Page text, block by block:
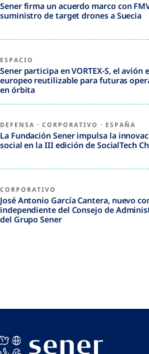
Sener firma un acuerdo marco con
suministro de target drones a Suecia
ESPACIO
Sener participa en VORTEX-S, el avión
europeo reutilizable para futuras
en órbita
DEFENSA · CORPORATIVO · ESPAÑA
La Fundación Sener impulsa la
social en la III edición de SocialTech
CORPORATIVO
José Antonio García Cantera, nuevo
independiente del Consejo de
del Grupo Sener